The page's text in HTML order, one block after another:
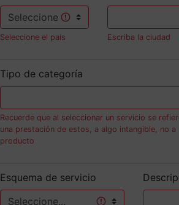
Seleccione el país Escriba la ciudad
Tipo de categoría
Recuerde que al seleccionar un servicio se
una prestación de estos, a algo intangible, no a
producto
Esquema de servicio